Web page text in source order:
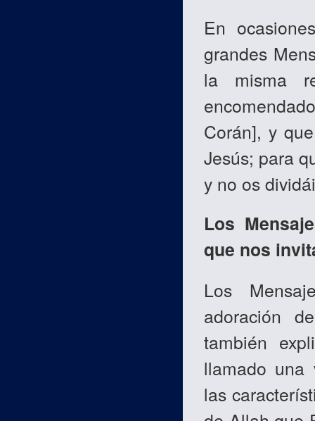
En
grandes
la misma
Corán], y
Jesús; para
y no os
Los
que nos
Los
adoración
también
llamado una
las